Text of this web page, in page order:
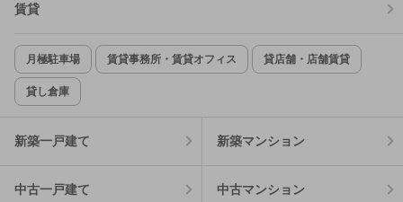
賃貸
月極駐車場 賃貸事務所・賃貸オフィス 貸店舗・店舗賃貸
貸し倉庫
新築一戸建て 新築マンション
中古一戸建て 中古マンション